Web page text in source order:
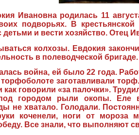
Ивановна родилась 11
подворьях. В
детьми и вести хозяйство. Отец
колхозы. Евдокия
в полеводческой бригаде.
война, ей было 22 года.
заготавливали
как говорили «за палочки».
городом рыли окопы. Еле
не хватало. Голодали.
коченели, ноги от мороза
Все знали, что выполняют